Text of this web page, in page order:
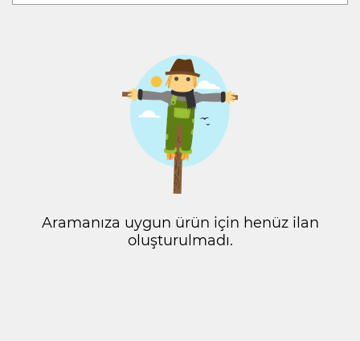
Aramanıza uygun ürün için henüz ilan
oluşturulmadı.